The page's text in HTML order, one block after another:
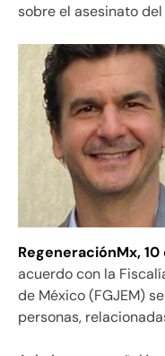
sobre el asesinato
RegeneraciónMx,
acuerdo con la
de México (FGJEM)
personas,